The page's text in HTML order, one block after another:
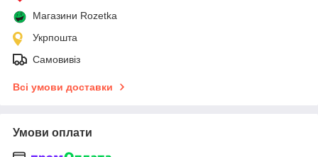
Магазини Rozetka
Укрпошта
Самовивіз
Всі умови доставки
Умови оплати